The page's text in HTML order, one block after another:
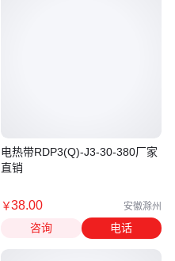
电热带RDP3(Q)-J3-30-380厂家
直销
￥38.00 安徽滁州
咨询 电话